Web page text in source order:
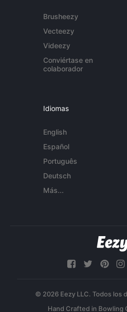
Brusheezy
Vecteezy
Videezy
Conviértase en
colaborador
Idiomas
English
Español
Português
Deutsch
Más...
© 2026 Eezy LLC. Todos los